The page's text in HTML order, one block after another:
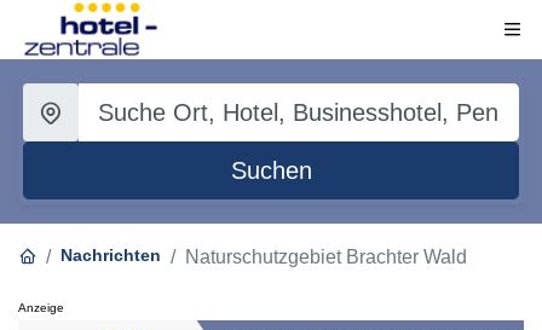
Suchen
Nachrichten Naturschutzgebiet Brachter Wald
Anzeige